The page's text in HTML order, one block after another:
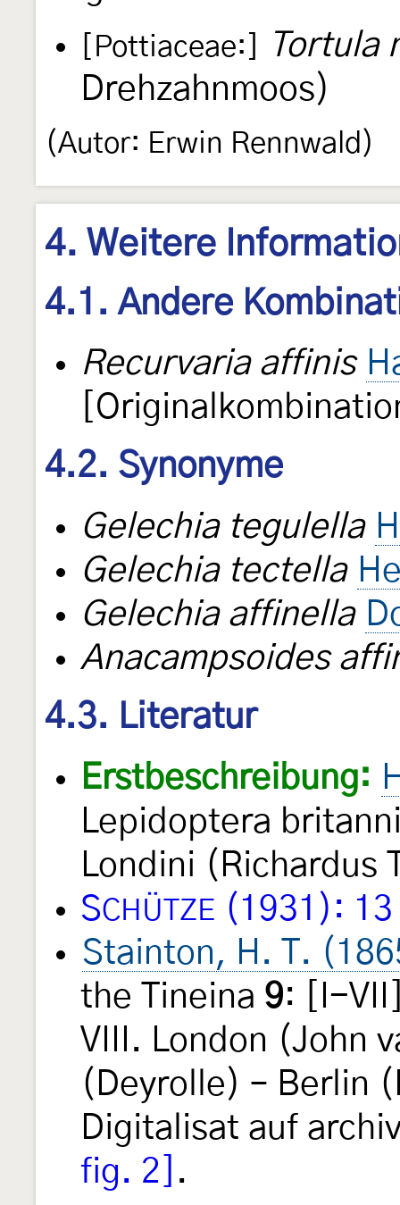
[Pottiaceae:]
Tortula
Drehzahnmoos)
(Autor: Erwin Rennwald)
4. Weitere
4.1. Andere
Recurvaria affinis
4.2. Synonyme
Gelechia tegulella
Gelechia tectella
Gelechia affinella
Anacampsoides
4.3. Literatur
Erstbeschreibung:
Lepidoptera
Londini (Richardus
SCHÜTZE (1931): 13
Stainton, H. T.
the Tineina 9: [I-
VIII. London (John
(Deyrolle) – Berlin
Digitalisat auf
fig. 2]
.